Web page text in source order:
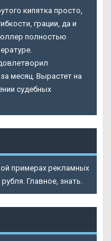
кипятка просто,
грации, да и
полностью
месяц. Вырастет на
судебных
примерах рекламных
Главное, знать.